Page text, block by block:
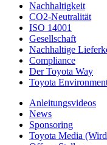
Nachhaltigkeit
CO2-Neutralität
ISO 14001
Gesellschaft
Nachhaltige
Compliance
Der Toyota Way
Toyota
Anleitungsvideos
News
Sponsoring
Toyota Media